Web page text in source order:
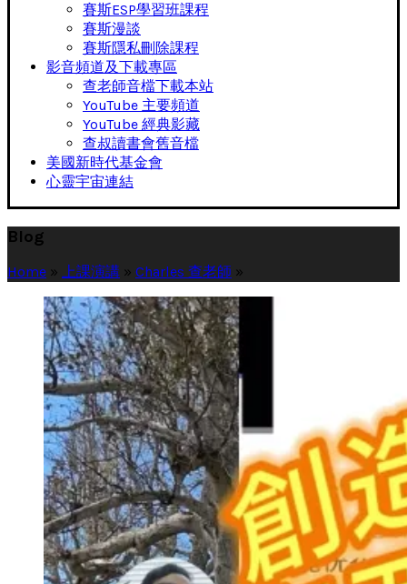
賽斯ESP學習班課程
賽斯漫談
賽斯隱私刪除課程
影音頻道及下載專區
查老師音檔下載本站
YouTube 主要頻道
YouTube 經典影藏
查叔讀書會舊音檔
美國新時代基金會
心靈宇宙連結
Blog
Home » 上課演講 » Charles 查老師 »